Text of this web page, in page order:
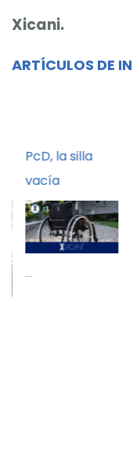
Xicani.
ARTÍCULOS DE
PcD, la silla
vacía
...